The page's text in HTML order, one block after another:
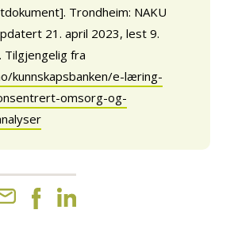
Trondheim: NAKU
21. april 2023, lest 9.
Tilgjengelig fra
kunnskapsbanken/e-læring-
omsorg-og-